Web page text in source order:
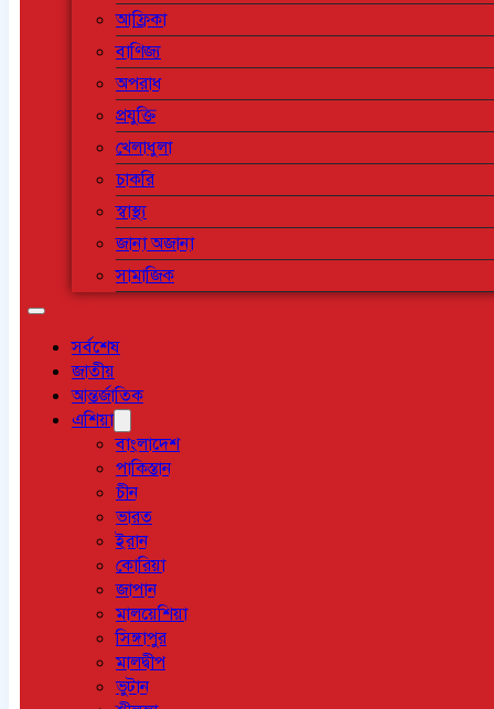
আফ্রিকা
বাণিজ্য
অপরাধ
প্রযুক্তি
খেলাধুলা
চাকরি
স্বাস্থ্য
জানা অজানা
সামাজিক
সর্বশেষ
জাতীয়
আন্তর্জাতিক
এশিয়া
বাংলাদেশ
পাকিস্তান
চীন
ভারত
ইরান
কোরিয়া
জাপান
মালয়েশিয়া
সিঙ্গাপুর
মালদ্বীপ
ভুটান